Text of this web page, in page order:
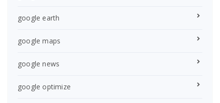
google earth
google maps
google news
google optimize